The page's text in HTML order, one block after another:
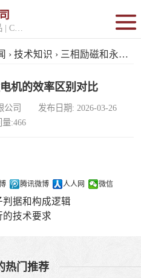
› 技术知识 › 三相励磁和永磁发电机的效率区别对比
机的效率区别对比
限公司 发布日期: 2026-03-26
量:466
腾讯微博 人人网 微信
据和构成逻辑
的技术要求
热门推荐